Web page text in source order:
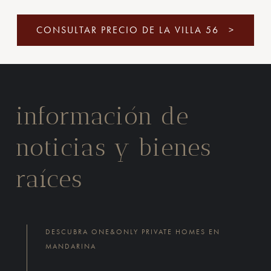
CONSULTAR PRECIO DE LA VILLA 56 >
información de
noticias y bienes
raíces
DESCUBRA ONE&ONLY PRIVATE HOMES EN
MANDARINA